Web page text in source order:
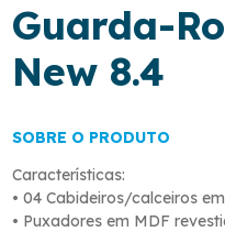
Guarda-
New 8.4
SOBRE O PRODUTO
Características:
• 04 Cabideiros/calceiros
• Puxadores em MDF